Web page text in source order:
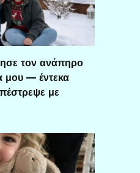
τον ανάπηρο
μου — έντεκα
με